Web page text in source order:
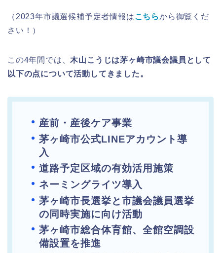
（2023年市議選候補予定者情報は こちらから御覧くだ
さい！）
この4年間では、木山こうじは茅ヶ崎市議会議員として
以下の点について活動してきました。
産前・産後ケア事業
茅ヶ崎市公式LINEアカウント導
入
道路予定区域の有効活用施策
ネーミングライツ導入
茅ヶ崎市長選挙と市議会議員選挙
の同時実施に向け活動
茅ヶ崎市総合体育館、全館空調設
備設置を推進